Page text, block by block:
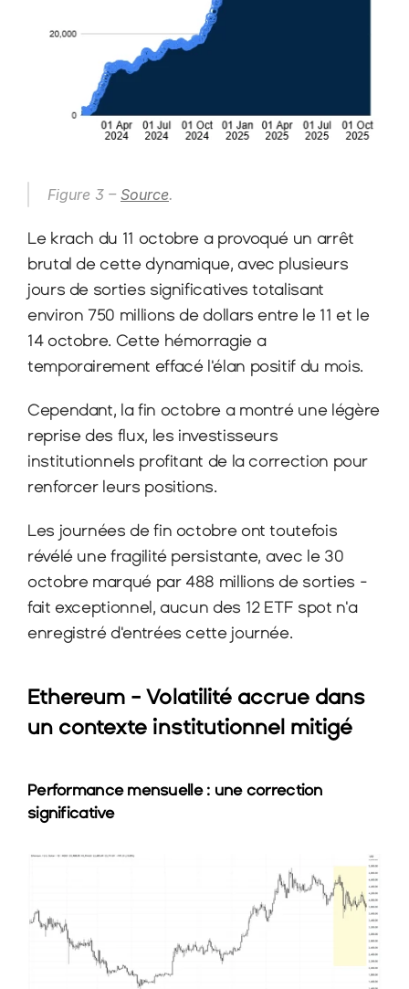
Figure 3 – Source.
Le krach du 11 octobre a provoqué un arrêt
brutal de cette dynamique, avec plusieurs
jours de sorties significatives totalisant
environ 750 millions de dollars entre le 11 et le
14 octobre. Cette hémorragie a
temporairement effacé l'élan positif du mois.
Cependant, la fin octobre a montré une légère
reprise des flux, les investisseurs
institutionnels profitant de la correction pour
renforcer leurs positions.
Les journées de fin octobre ont toutefois
révélé une fragilité persistante, avec le 30
octobre marqué par 488 millions de sorties -
fait exceptionnel, aucun des 12 ETF spot n'a
enregistré d'entrées cette journée.
Ethereum - Volatilité accrue dans
un contexte institutionnel mitigé
Performance mensuelle : une correction
significative